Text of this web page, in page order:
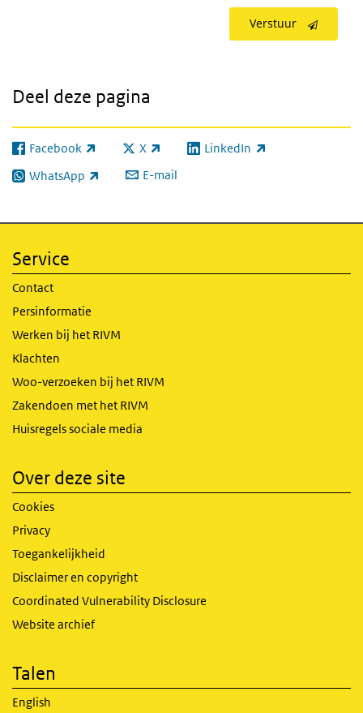
Verstuur
Deel deze pagina
Facebook
(externe link) X
(externe link) LinkedIn
(externe link)
WhatsApp
(externe link) E-mail
Service
Contact
Persinformatie
Werken bij het RIVM
Klachten
Woo-verzoeken bij het RIVM
Zakendoen met het RIVM
Huisregels sociale media
Over deze site
Cookies
Privacy
Toegankelijkheid
Disclaimer en copyright
Coordinated Vulnerability Disclosure
Website archief
Talen
English